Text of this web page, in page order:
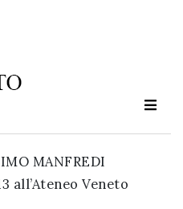
MANFREDI
all’Ateneo Veneto